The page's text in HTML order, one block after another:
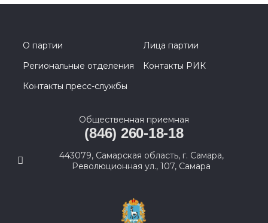
О партии
Лица партии
Региональные отделения
Контакты РИК
Контакты пресс-службы
Общественная приемная
(846) 260-18-18
443079, Самарская область, г. Самара,
Революционная ул., 107, Самара